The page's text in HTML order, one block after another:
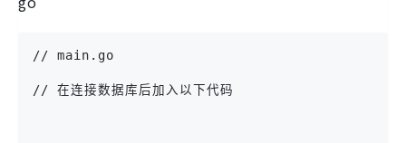
// main.go
// 在连接数据库后加入以下代码